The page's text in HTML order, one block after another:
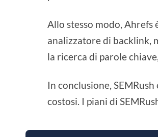
Allo stesso modo,
analizzatore di backlink,
la ricerca di parole
In conclusione,
costosi. I piani di